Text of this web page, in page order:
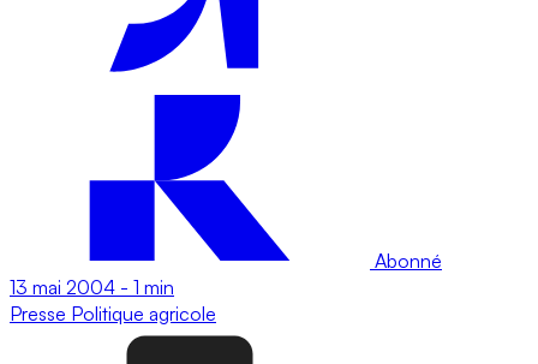
Abonné
13 mai 2004 - 1 min
Presse Politique agricole